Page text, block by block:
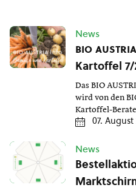
News
bio austria
Kartoffel 7/
Das BIO
wird von den
Kartoffel-
07. August
News